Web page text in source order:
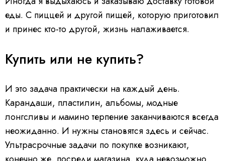
еды. С пиццей и другой пищей, которую приготовил
и принес кто-то другой, жизнь налаживается.
Купить или не купить?
И это задача практически на каждый день.
Карандаши, пластилин, альбомы, модные
лонгсливы и мамино терпение заканчиваются всегда
неожиданно. И нужны становятся здесь и сейчас.
Ультрасрочные задачи по покупке возникают,